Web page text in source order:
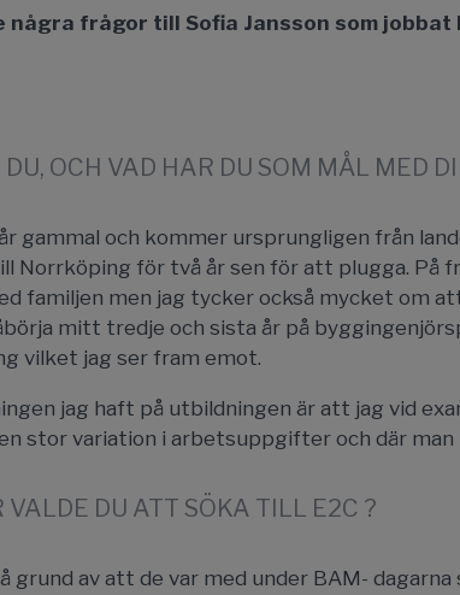
några frågor till Sofia Jansson som jobbat
OCH VAD HAR DU SOM MÅL MED
år gammal och kommer ursprungligen från
Norrköping för två år sen för att plugga. På
familjen men jag tycker också mycket om
mitt tredje och sista år på
vilket jag ser fram emot.
jag haft på utbildningen är att jag vid
stor variation i arbetsuppgifter och där man
VALDE DU ATT SÖKA TILL E2C ?
grund av att de var med under BAM-